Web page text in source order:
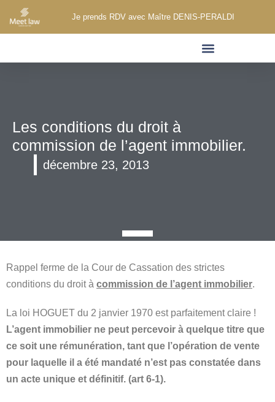
Je prends RDV avec Maître DENIS-PERALDI
Les conditions du droit à
commission de l’agent immobilier.
décembre 23, 2013
Rappel ferme de la Cour de Cassation des strictes
conditions du droit à commission de l’agent immobilier.
La loi HOGUET du 2 janvier 1970 est parfaitement claire !
L’agent immobilier ne peut percevoir à quelque titre que
ce soit une rémunération, tant que l’opération de vente
pour laquelle il a été mandaté n’est pas constatée dans
un acte unique et définitif. (art 6-1).